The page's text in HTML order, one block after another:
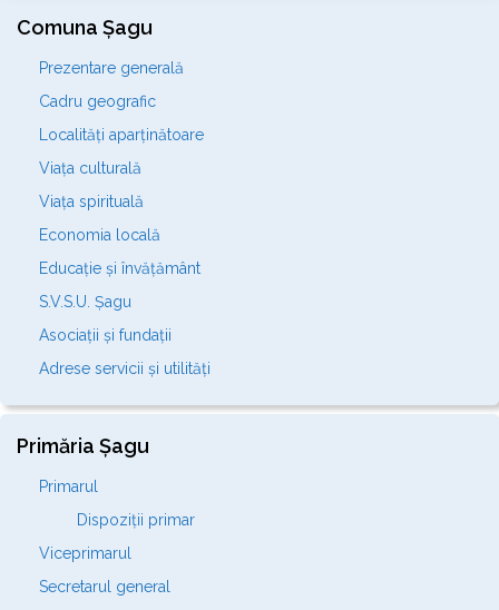
Comuna Șagu
Prezentare generală
Cadru geografic
Localități aparținătoare
Viața culturală
Viața spirituală
Economia locală
Educație și învățământ
S.V.S.U. Șagu
Asociații și fundații
Adrese servicii și utilități
Primăria Șagu
Primarul
Dispoziții primar
Viceprimarul
Secretarul general